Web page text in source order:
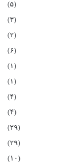
(۵)
(۳)
(۲)
(۶)
(۱)
(۱)
(۴)
(۴)
(۲۹)
(۲۹)
(۱۰)